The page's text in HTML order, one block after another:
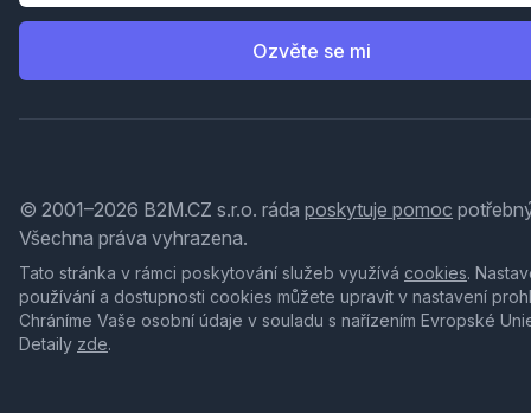
Ozvěte se mi
© 2001–2026 B2M.CZ s.r.o. ráda poskytuje pomoc
Všechna práva vyhrazena.
Tato stránka v rámci poskytování služeb využívá cookies.
používání a dostupnosti cookies můžete upravit v nastavení
Chráníme Vaše osobní údaje v souladu s nařízením Evropské
Detaily zde.